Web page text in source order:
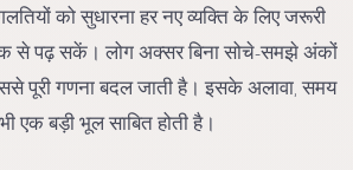
को सुधारना हर नए व्यक्ति के लिए जरूरी
से पढ़ सकें। लोग अक्सर बिना सोचे-समझे अंकों
पूरी गणना बदल जाती है। इसके अलावा, समय
बड़ी भूल साबित होती है।